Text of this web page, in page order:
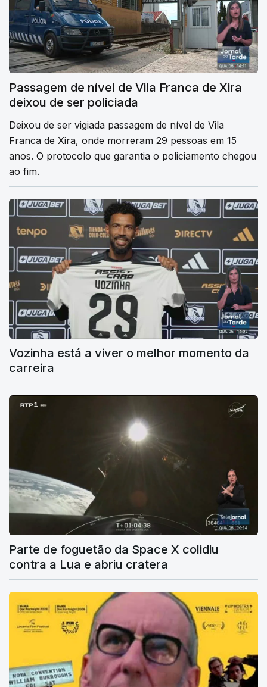
Passagem de nível de Vila Franca de Xira
deixou de ser policiada
Deixou de ser vigiada passagem de nível de Vila
Franca de Xira, onde morreram 29 pessoas em 15
anos. O protocolo que garantia o policiamento chegou
ao fim.
Vozinha está a viver o melhor momento da
carreira
Parte de foguetão da Space X colidiu
contra a Lua e abriu cratera